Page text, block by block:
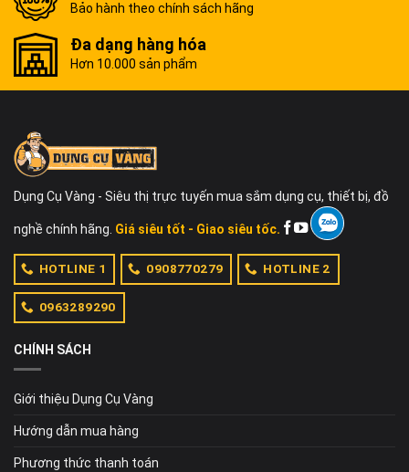
Bảo hành theo chính sách hãng
Đa dạng hàng hóa
Hơn 10.000 sản phẩm
Dụng Cụ Vàng - Siêu thị trực tuyến mua sắm dụng cụ, thiết bị, đồ
nghề chính hãng. Giá siêu tốt - Giao siêu tốc.
HOTLINE 1 0908770279 HOTLINE 2
0963289290
CHÍNH SÁCH
Giới thiệu Dụng Cụ Vàng
Hướng dẫn mua hàng
Phương thức thanh toán